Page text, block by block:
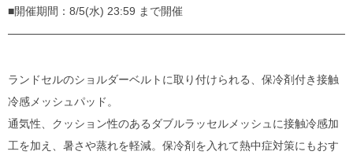
■開催期間：8/5(水) 23:59 まで開催
ランドセルのショルダーベルトに取り付けられる、保冷剤付き接触
冷感メッシュパッド。
通気性、クッション性のあるダブルラッセルメッシュに接触冷感加
工を加え、暑さや蒸れを軽減。保冷剤を入れて熱中症対策にもおす